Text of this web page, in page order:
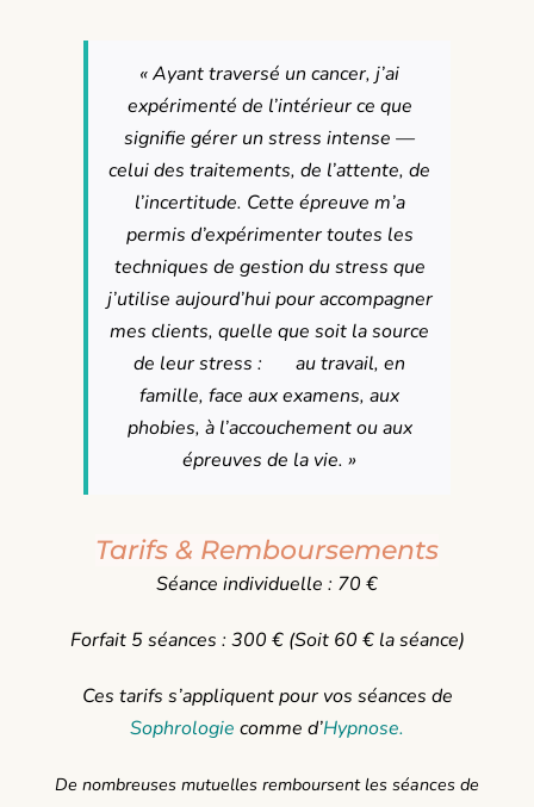
« Ayant traversé un cancer, j’ai
expérimenté de l’intérieur ce que
signifie gérer un stress intense —
celui des traitements, de l’attente, de
l’incertitude. Cette épreuve m’a
permis d’expérimenter toutes les
techniques de gestion du stress que
j’utilise aujourd’hui pour accompagner
mes clients, quelle que soit la source
de leur stress : au travail, en
famille, face aux examens, aux
phobies, à l’accouchement ou aux
épreuves de la vie. »
Tarifs & Remboursements
Séance individuelle : 70 €
Forfait 5 séances : 300 € (Soit 60 € la séance)
Ces tarifs s’appliquent pour vos séances de
Sophrologie comme d’Hypnose.
De nombreuses mutuelles remboursent les séances de